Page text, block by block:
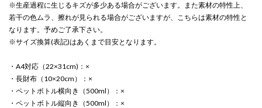
※生産過程に生じるキズが多少ある場合がございます。また素材の特性上、
若干の色ムラ、擦れが見られる場合がございますが、こちらは素材の特性と
なります。予めご了承下さい。
※サイズ換算(表記)はあくまで目安となります。
・A4対応（22×31cm)：×
・長財布（10×20cm）：×
・ペットボトル横向き（500ml）：×
・ペットボトル縦向き（500ml）：×